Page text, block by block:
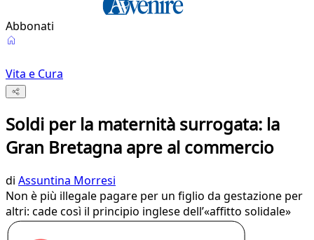
Abbonati
Vita e Cura
Soldi per la maternità surrogata: la
Gran Bretagna apre al commercio
di Assuntina Morresi
Non è più illegale pagare per un figlio da gestazione per
altri: cade così il principio inglese dell’«affitto solidale»